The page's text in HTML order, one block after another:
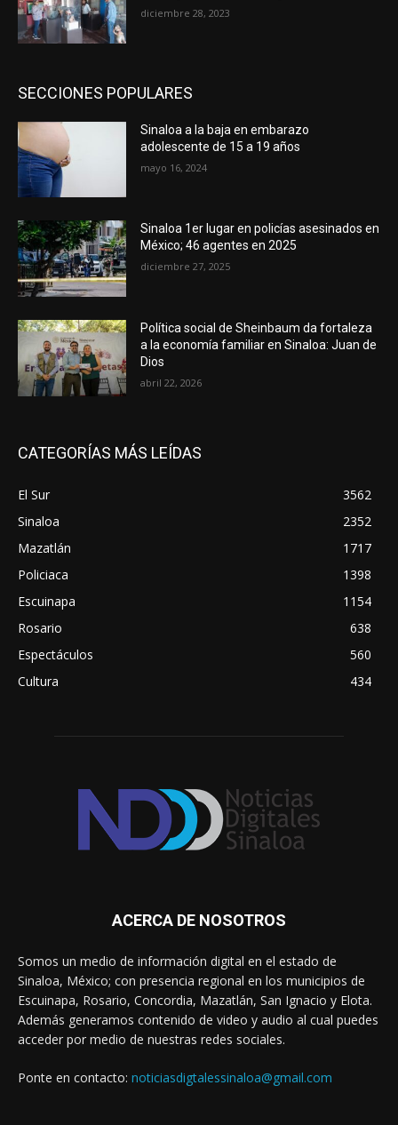
diciembre 28, 2023
SECCIONES POPULARES
Sinaloa a la baja en embarazo
adolescente de 15 a 19 años
mayo 16, 2024
Sinaloa 1er lugar en policías asesinados en
México; 46 agentes en 2025
diciembre 27, 2025
Política social de Sheinbaum da fortaleza
a la economía familiar en Sinaloa: Juan de
Dios
abril 22, 2026
CATEGORÍAS MÁS LEÍDAS
El Sur
3562
Sinaloa
2352
Mazatlán
1717
Policiaca
1398
Escuinapa
1154
Rosario
638
Espectáculos
560
Cultura
434
ACERCA DE NOSOTROS
Somos un medio de información digital en el estado de
Sinaloa, México; con presencia regional en los municipios de
Escuinapa, Rosario, Concordia, Mazatlán, San Ignacio y Elota.
Además generamos contenido de video y audio al cual puedes
acceder por medio de nuestras redes sociales.
Ponte en contacto: noticiasdigtalessinaloa@gmail.com